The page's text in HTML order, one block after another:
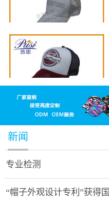
新闻
专业检测
“帽子外观设计专利”获得